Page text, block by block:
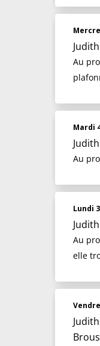
Au
Mardi
Au
Lundi
Au
elle